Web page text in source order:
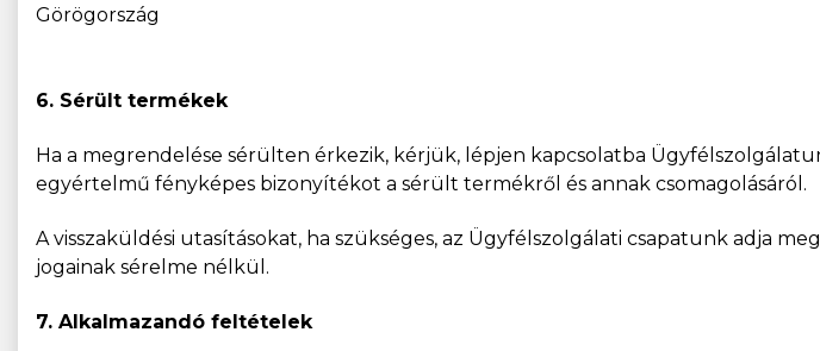
Görögország
6. Sérült termékek
Ha a megrendelése sérülten érkezik, kérjük, lépjen kapcsolatba
egyértelmű fényképes bizonyítékot a sérült termékről és annak csomagolásáról.
A visszaküldési utasításokat, ha szükséges, az Ügyfélszolgálati csapatunk adja
jogainak sérelme nélkül.
7. Alkalmazandó feltételek